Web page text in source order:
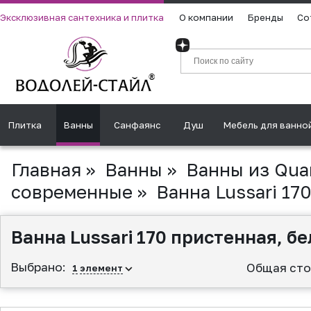
Эксклюзивная сантехника и плитка О компании Бренды
Плитка Ванны Санфаянс Душ Мебель для
Главная » Ванны » Ванны из
современные » Ванна Lussari
Ванна Lussari 170 пристенная,
Выбрано: 1 элемент Общая